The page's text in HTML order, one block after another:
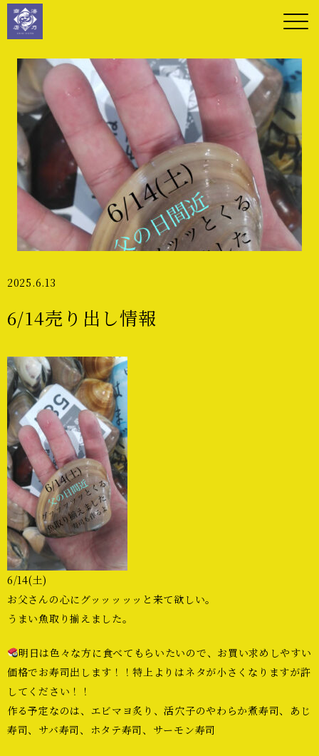
2025.6.13
6/14売り出し情報
6/14(土)
お父さんの心にグッッッッッと来て欲しい。
うまい魚取り揃えました。
明日は色々な方に食べてもらいたいので、お買い求めしやすい
価格でお寿司出します！！特上よりはネタが小さくなりますが許
してください！！
作る予定なのは、エビマヨ炙り、活穴子のやわらか煮寿司、あじ
寿司、サバ寿司、ホタテ寿司、サーモン寿司